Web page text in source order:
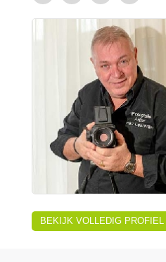
BEKIJK VOLLEDIG PROFIEL